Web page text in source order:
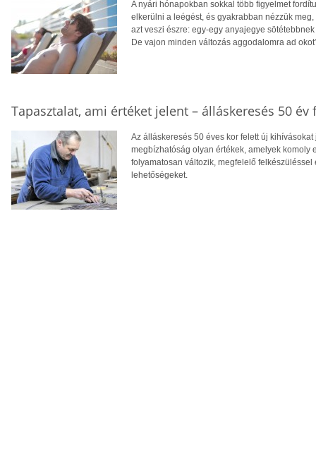
A nyári hónapokban sokkal több figyelmet
elkerülni a leégést, és gyakrabban nézzük
azt veszi észre: egy-egy anyajegye
De vajon minden változás aggodalomra ad
Tapasztalat, ami értéket jelent – álláskeresés 50 év
Az álláskeresés 50 éves kor felett új
megbízhatóság olyan értékek, amelyek komoly
folyamatosan változik, megfelelő
lehetőségeket.